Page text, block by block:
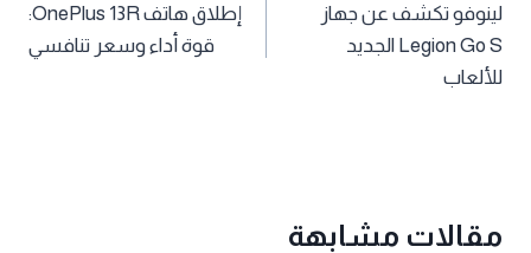
المقالات
لينوفو تكشف عن جهاز
Legion Go S الجديد
للألعاب
إطلاق هاتف OnePlus 13R:
قوة أداء وسعر تنافسي
مقالات مشابهة